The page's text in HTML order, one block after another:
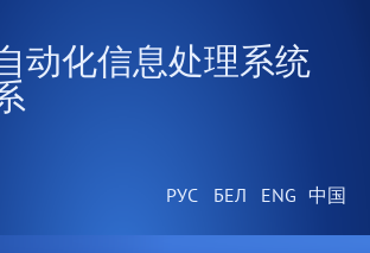
动化信息处理系统